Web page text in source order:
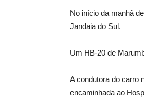
No início da manhã
Jandaia do Sul.
Um HB-20 de
A condutora do carro
encaminhada ao